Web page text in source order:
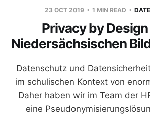
23 OCT 2019 1 MIN READ
Privacy by
Niedersächsischen
Datenschutz und
im schulischen Kontext von
Daher haben wir im Team der
eine